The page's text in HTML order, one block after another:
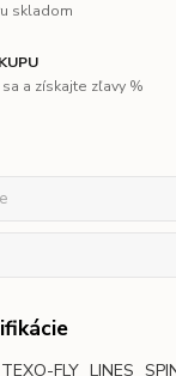
skladom
a získajte zľavy %
FLY LINES